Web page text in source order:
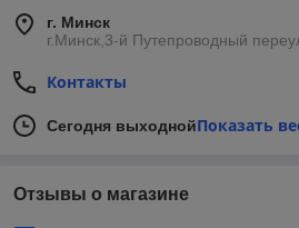
г. Минск
г.Минск,3-й Путепроводный
Контакты
Сегодня выходнойПоказать
Отзывы о магазине